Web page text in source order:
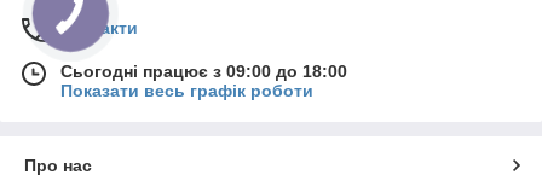
Контакти
Сьогодні працює з 09:00 до 18:00
Показати весь графік роботи
Про нас